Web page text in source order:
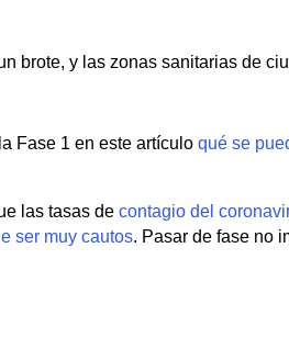
brote, y las zonas sanitarias de
Fase 1 en este artículo qué se
las tasas decontagio del
ser muy cautos. Pasar de fase no